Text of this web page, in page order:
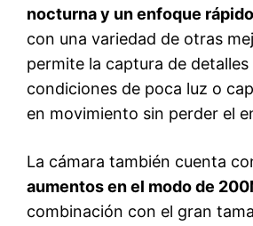
nocturna y un enfoque
con una variedad de otras
permite la captura de detalles
condiciones de poca luz o
en movimiento sin perder el
La cámara también cuenta
aumentos en el modo de
combinación con el gran